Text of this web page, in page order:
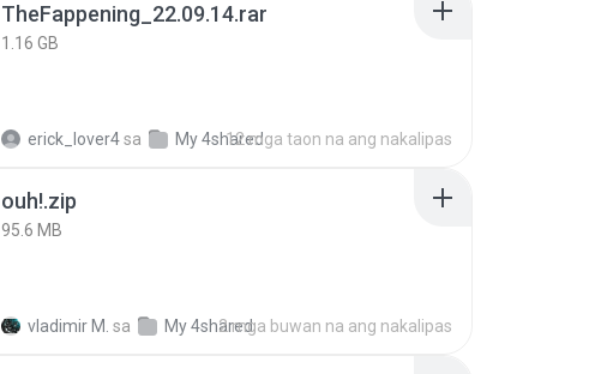
TheFappening_22.09.14.rar
1.16 GB
erick_lover4sa My 4shared12 mga taon na ang nakalipas
ouh!.zip
95.6 MB
vladimir M. sa My 4shared2 mga buwan na ang nakalipas